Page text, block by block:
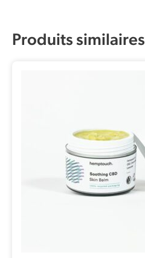
Produits similaires